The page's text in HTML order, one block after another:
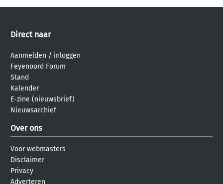
Direct naar
Aanmelden / inloggen
Feyenoord Forum
Stand
Kalender
E-zine (nieuwsbrief)
Nieuwsarchief
Over ons
Voor webmasters
Disclaimer
Privacy
Adverteren